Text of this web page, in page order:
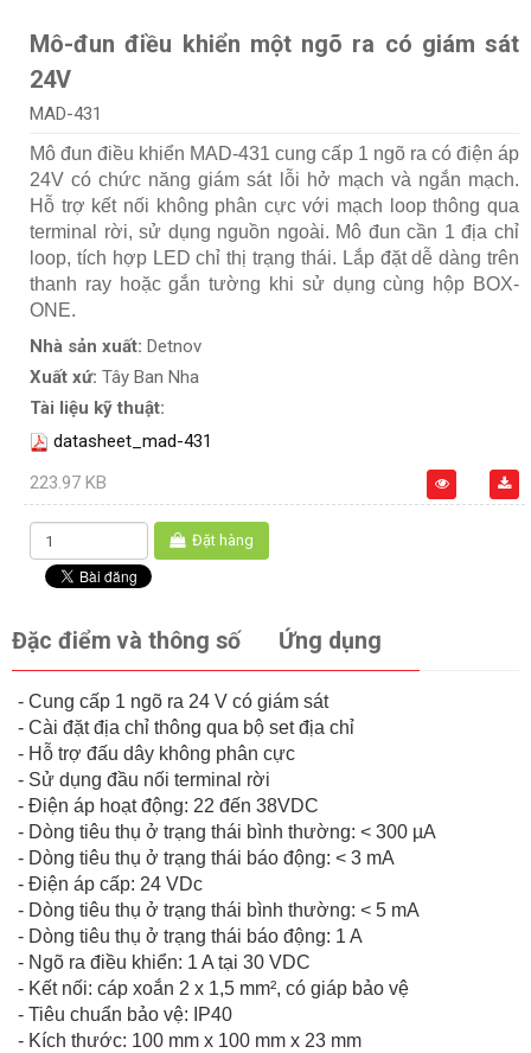
Mô-đun điều khiển một ngõ ra có giám sát
24V
MAD-431
Mô đun điều khiển MAD-431 cung cấp 1 ngõ ra có điện áp
24V có chức năng giám sát lỗi hở mạch và ngắn mạch.
Hỗ trợ kết nối không phân cực với mạch loop thông qua
terminal rời, sử dụng nguồn ngoài. Mô đun cần 1 địa chỉ
loop, tích hợp LED chỉ thị trạng thái. Lắp đặt dễ dàng trên
thanh ray hoặc gắn tường khi sử dụng cùng hộp BOX-
ONE.
Nhà sản xuất: Detnov
Xuất xứ: Tây Ban Nha
Tài liệu kỹ thuật:
datasheet_mad-431
223.97 KB
Đặt hàng
Đặc điểm và thông số Ứng dụng
- Cung cấp 1 ngõ ra 24 V có giám sát
- Cài đặt địa chỉ thông qua bộ set địa chỉ
- Hỗ trợ đấu dây không phân cực
- Sử dụng đầu nối terminal rời
- Điện áp hoạt động: 22 đến 38VDC
- Dòng tiêu thụ ở trạng thái bình thường: < 300 µA
- Dòng tiêu thụ ở trạng thái báo động: < 3 mA
- Điện áp cấp: 24 VDc
- Dòng tiêu thụ ở trạng thái bình thường: < 5 mA
- Dòng tiêu thụ ở trạng thái báo động: 1 A
- Ngõ ra điều khiển: 1 A tại 30 VDC
- Kết nối: cáp xoắn 2 x 1,5 mm², có giáp bảo vệ
- Tiêu chuẩn bảo vệ: IP40
- Kích thước: 100 mm x 100 mm x 23 mm